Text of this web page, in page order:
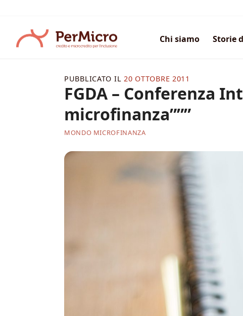
contenuti
Chi siamo Storie
MONDO MICROFINANZA
FGDA – Conferenza
microfinanza”””
PUBBLICATO IL20 OTTOBRE 2011